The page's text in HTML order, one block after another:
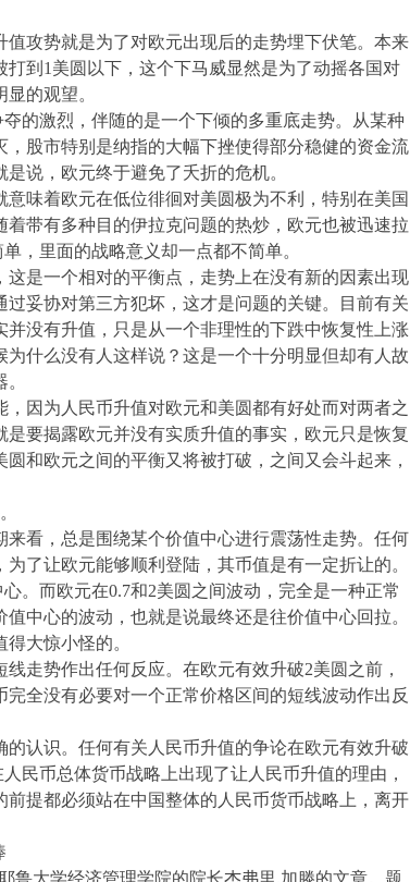
攻势就是为了对欧元出现后的走势埋下伏笔。本来
到1美圆以下，这个下马威显然是为了动摇各国对
的观望。
的激烈，伴随的是一个下倾的多重底走势。从某种
股市特别是纳指的大幅下挫使得部分稳健的资金流
说，欧元终于避免了夭折的危机。
味着欧元在低位徘徊对美圆极为不利，特别在美国
带有多种目的伊拉克问题的热炒，欧元也被迅速拉
，里面的战略意义却一点都不简单。
是一个相对的平衡点，走势上在没有新的因素出现
妥协对第三方犯坏，这才是问题的关键。目前有关
没有升值，只是从一个非理性的下跌中恢复性上涨
什么没有人这样说？这是一个十分明显但却有人故
因为人民币升值对欧元和美圆都有好处而对两者之
要揭露欧元并没有实质升值的事实，欧元只是恢复
和欧元之间的平衡又将被打破，之间又会斗起来，
看，总是围绕某个价值中心进行震荡性走势。任何
了让欧元能够顺利登陆，其币值是有一定折让的。
。而欧元在0.7和2美圆之间波动，完全是一种正常
中心的波动，也就是说最终还是往价值中心回拉。
大惊小怪的。
走势作出任何反应。在欧元有效升破2美圆之前，
全没有必要对一个正常价格区间的短线波动作出反
认识。任何有关人民币升值的争论在欧元有效升破
民币总体货币战略上出现了让人民币升值的理由，
提都必须站在中国整体的人民币货币战略上，离开
鲁大学经济管理学院的院长杰弗里.加滕的文章。题